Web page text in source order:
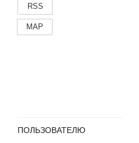
RSS
MAP
ПОЛЬЗОВАТЕЛЮ